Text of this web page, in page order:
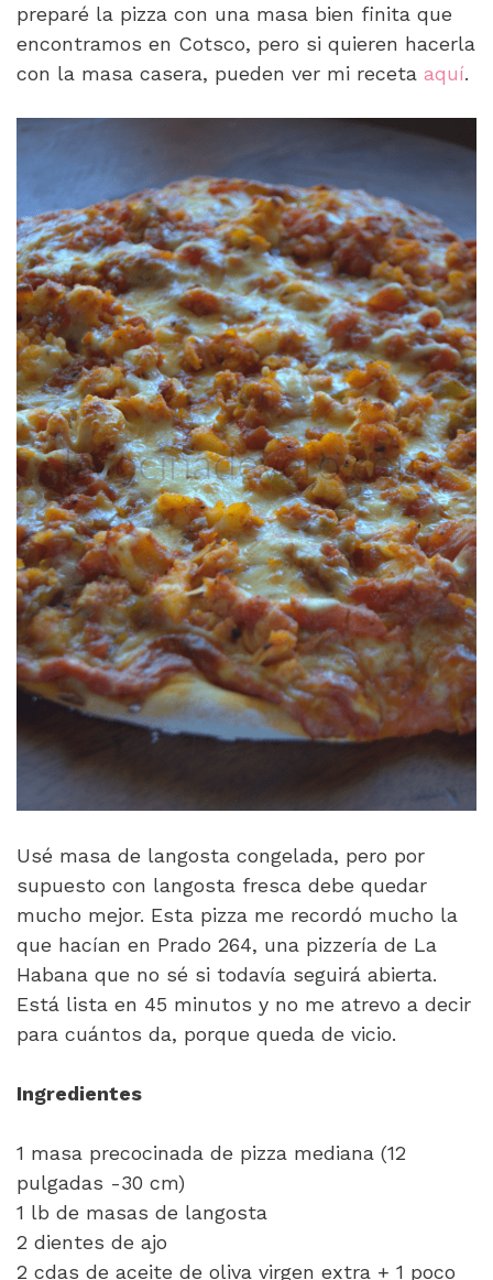
preparé la pizza con una masa bien finita que
encontramos en Cotsco, pero si quieren hacerla
con la masa casera, pueden ver mi receta aquí.
Usé masa de langosta congelada, pero por
supuesto con langosta fresca debe quedar
mucho mejor. Esta pizza me recordó mucho la
que hacían en Prado 264, una pizzería de La
Habana que no sé si todavía seguirá abierta.
Está lista en 45 minutos y no me atrevo a decir
para cuántos da, porque queda de vicio.
Ingredientes
1 masa precocinada de pizza mediana (12
pulgadas -30 cm)
1 lb de masas de langosta
2 dientes de ajo
2 cdas de aceite de oliva virgen extra + 1 poco